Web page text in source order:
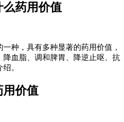
么药用价值
一种，具有多种显著的药用价值，
降血脂、调和脾胃、降逆止呕、抗
。
用价值